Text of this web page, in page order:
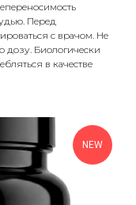
Перед
с врачом. Не
Биологически
в качестве
NEW